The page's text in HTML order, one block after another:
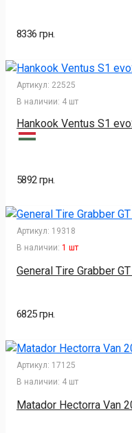
8336 грн.
Артикул: 22525
В наличии: 4 шт
Hankook Ventus S1
5892 грн.
Артикул: 19318
В наличии: 1 шт
General Tire Grabber
6825 грн.
Артикул: 17125
В наличии: 4 шт
Matador Hectorra Van